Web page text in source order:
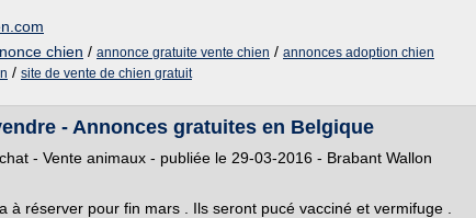
chien / annonce gratuite vente chien / annonces adoption chien
/ site de vente de chien gratuit
- Annonces gratuites en Belgique
- Vente animaux - publiée le 29-03-2016 - Brabant Wallon
à réserver pour fin mars . Ils seront pucé vacciné et vermifuge .